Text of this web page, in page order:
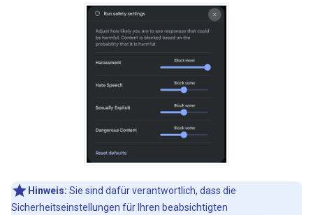
Hinweis: Sie sind dafür verantwortlich, dass die
Sicherheitseinstellungen für Ihren beabsichtigten